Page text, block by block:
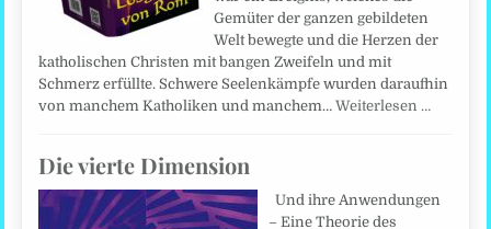
Gemüter der ganzen gebildeten
Welt bewegte und die Herzen der
katholischen Christen mit bangen Zweifeln und mit
Schmerz erfüllte. Schwere Seelenkämpfe wurden daraufhin
von manchem Katholiken und manchem…Weiterlesen …
Die vierte Dimension
Und ihre Anwendungen
– Eine Theorie des